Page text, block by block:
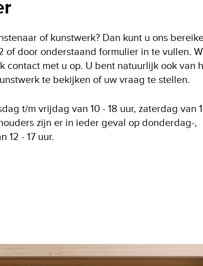
of kunstwerk? Dan kunt u ons
of door onderstaand formulier in te vullen.
contact met u op. U bent natuurlijk ook van
te bekijken of uw vraag te stellen.
t/m vrijdag van 10 - 18 uur, zaterdag van
zijn er in ieder geval op donderdag-,
12 - 17 uur.